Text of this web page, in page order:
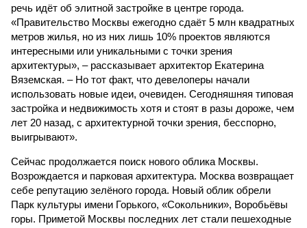
речь идёт об элитной застройке в центре города.
«Правительство Москвы ежегодно сдаёт 5 млн квадратных
метров жилья, но из них лишь 10% проектов являются
интересными или уникальными с точки зрения
архитектуры», – рассказывает архитектор Екатерина
Вяземская. – Но тот факт, что девелоперы начали
использовать новые идеи, очевиден. Сегодняшняя типовая
застройка и недвижимость хотя и стоят в разы дороже, чем
лет 20 назад, с архитектурной точки зрения, бесспорно,
выигрывают».
Сейчас продолжается поиск нового облика Москвы.
Возрождается и парковая архитектура. Москва возвращает
себе репутацию зелёного города. Новый облик обрели
Парк культуры имени Горького, «Сокольники», Воробьёвы
горы. Приметой Москвы последних лет стали пешеходные